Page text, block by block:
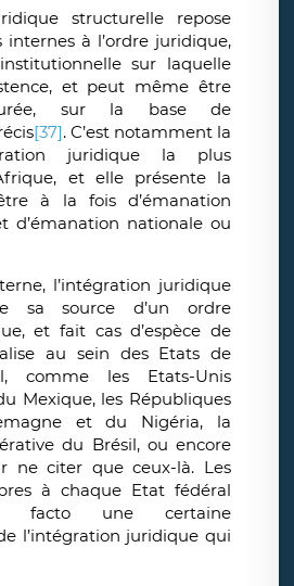
structurelle repose
internes à l’ordre juridique,
sur laquelle
et peut même être
sur la base de
[37]. C’est notamment la
juridique la plus
et elle présente la
à la fois d’émanation
d’émanation nationale ou
l’intégration juridique
sa source d’un ordre
et fait cas d’espèce de
au sein des Etats de
comme les Etats-Unis
Mexique, les Républiques
et du Nigéria, la
du Brésil, ou encore
ne citer que ceux-là. Les
à chaque Etat fédéral
facto une certaine
l’intégration juridique qui